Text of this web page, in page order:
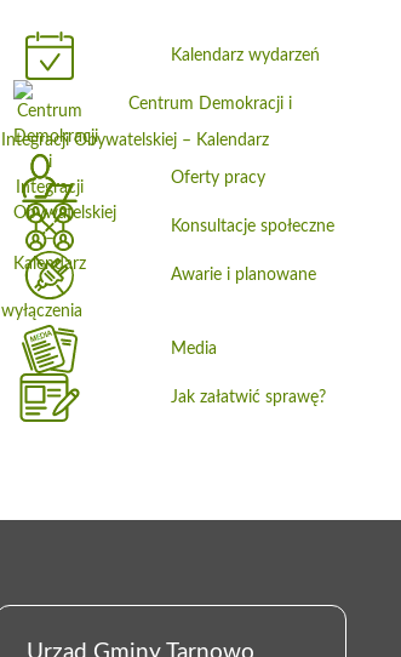
Kalendarz wydarzeń
Centrum Demokracji i
Integracji Obywatelskiej – Kalendarz
Oferty pracy
Konsultacje społeczne
Awarie i planowane
wyłączenia
Media
Jak załatwić sprawę?